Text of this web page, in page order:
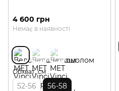
4 600 грн
Немає в наявності
Обхват, см
52-56 56-58